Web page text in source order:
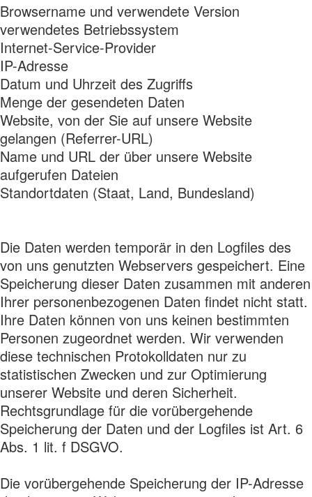
Browsername und verwendete Version
verwendetes Betriebssystem
Internet-Service-Provider
IP-Adresse
Datum und Uhrzeit des Zugriffs
Menge der gesendeten Daten
Website, von der Sie auf unsere Website
gelangen (Referrer-URL)
Name und URL der über unsere Website
aufgerufen Dateien
Standortdaten (Staat, Land, Bundesland)
Die Daten werden temporär in den Logfiles des
von uns genutzten Webservers gespeichert. Eine
Speicherung dieser Daten zusammen mit anderen
Ihrer personenbezogenen Daten findet nicht statt.
Ihre Daten können von uns keinen bestimmten
Personen zugeordnet werden. Wir verwenden
diese technischen Protokolldaten nur zu
statistischen Zwecken und zur Optimierung
unserer Website und deren Sicherheit.
Rechtsgrundlage für die vorübergehende
Speicherung der Daten und der Logfiles ist Art. 6
Abs. 1 lit. f DSGVO.
Die vorübergehende Speicherung der IP-Adresse